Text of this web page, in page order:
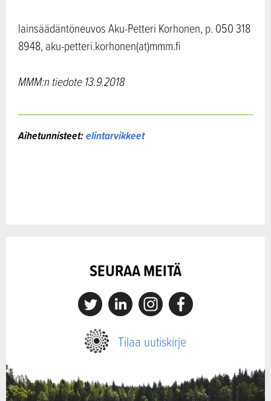
lainsäädäntöneuvos Aku-Petteri Korhonen, p. 050 318
8948, aku-petteri.korhonen(at)mmm.fi
MMM:n tiedote 13.9.2018
Aihetunnisteet:elintarvikkeet
SEURAA MEITÄ
X LinkedinInstagramFacebook
Tilaa uutiskirje